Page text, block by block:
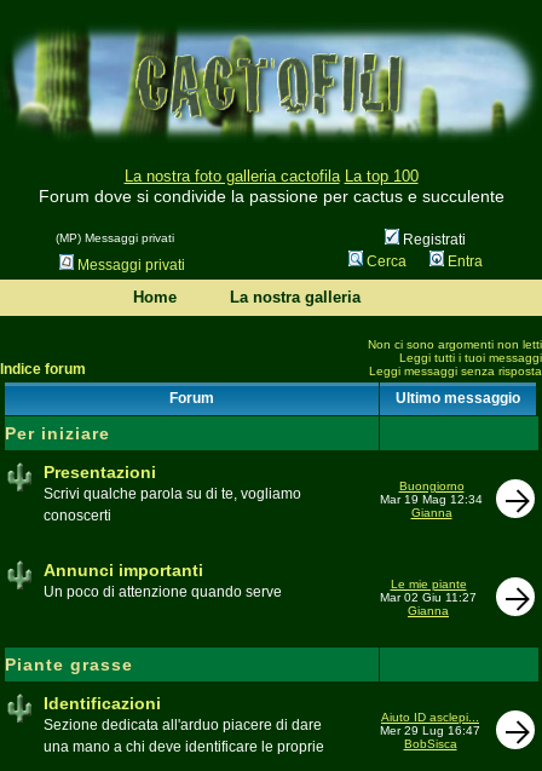
La nostra foto galleria cactofila La top 100
Forum dove si condivide la passione per cactus e succulente
(MP) Messaggi privati
Registrati
Messaggi privati
Cerca Entra
Home La nostra galleria
Indice forum
Non ci sono argomenti non letti
Leggi tutti i tuoi messaggi
Leggi messaggi senza risposta
Forum Ultimo messaggio
Per iniziare
Presentazioni
Scrivi qualche parola su di te, vogliamo
conoscerti
Buongiorno
Mar 19 Mag 12:34
Gianna
Annunci importanti
Un poco di attenzione quando serve
Le mie piante
Mar 02 Giu 11:27
Gianna
Piante grasse
Identificazioni
Sezione dedicata all'arduo piacere di dare
una mano a chi deve identificare le proprie
Aiuto ID asclepi...
Mer 29 Lug 16:47
BobSisca